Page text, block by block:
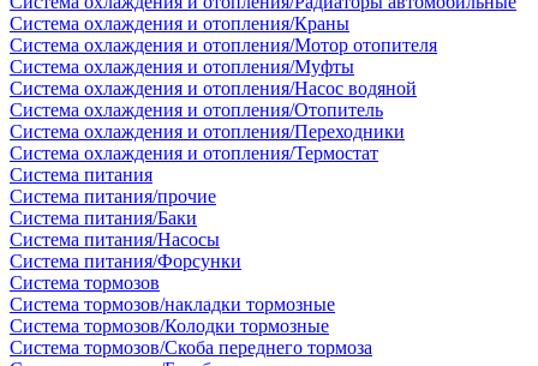
Система охлаждения и отопления/Краны
Система охлаждения и отопления/Мотор отопителя
Система охлаждения и отопления/Муфты
Система охлаждения и отопления/Насос водяной
Система охлаждения и отопления/Отопитель
Система охлаждения и отопления/Переходники
Система охлаждения и отопления/Термостат
Система питания
Система питания/прочие
Система питания/Баки
Система питания/Насосы
Система питания/Форсунки
Система тормозов
Система тормозов/накладки тормозные
Система тормозов/Колодки тормозные
Система тормозов/Скоба переднего тормоза